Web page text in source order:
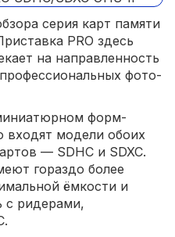
серия карт памяти
PRO здесь
на направленность
фото-
форм-
входят модели обоих
— SDHC и SDXC.
гораздо более
ёмкости и
с ридерами,